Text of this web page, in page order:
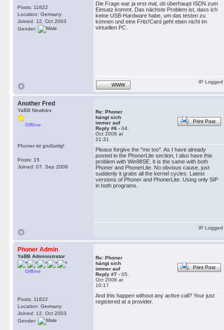
Posts: 11822
Location: Germany
Joined: 12. Oct 2003
Gender:
Die Frage war ja erst mal, ob überhaupt ISDN zum
Einsatz kommt. Das nächste Problem ist, dass ich
keine USB-Hardware habe, um das testen zu
können und eine Fritz!Card geht eben nicht im
virtuellen PC.
WWW
IP Logged
Another Fred
YaBB Newbies
Offline
Phoner ist großartig!
Posts: 15
Joined: 07. Sep 2008
Re: Phoner
hängt sich
immer auf
Reply #6 - 04.
Oct 2008 at
21:31
Print Post
Please forgive the "me too". As I have already
posted in the PhonerLite section, I also have this
problem with Win98SE. It is the same with both
Phoner and PhonerLite. No obvious cause, just
suddenly it grabs all the kernel cycles. Latest
versions of Phoner and PhonerLite. Using only SIP
in both programs.
IP Logged
Phoner Admin
YaBB Administrator
Offline
Posts: 11822
Location: Germany
Joined: 12. Oct 2003
Gender:
Re: Phoner
hängt sich
immer auf
Reply #7 - 05.
Oct 2008 at
10:17
Print Post
And this happen without any active call? Your just
registered at a provider.